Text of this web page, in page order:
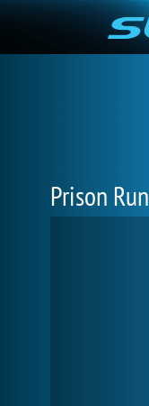
Prison Run